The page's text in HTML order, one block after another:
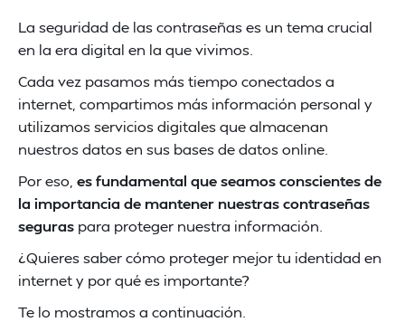
La seguridad de las contraseñas es un tema crucial
en la era digital en la que vivimos.
Cada vez pasamos más tiempo conectados a
internet, compartimos más información personal y
utilizamos servicios digitales que almacenan
nuestros datos en sus bases de datos online.
Por eso, es fundamental que seamos conscientes de
la importancia de mantener nuestras contraseñas
seguras para proteger nuestra información.
¿Quieres saber cómo proteger mejor tu identidad en
internet y por qué es importante?
Te lo mostramos a continuación.